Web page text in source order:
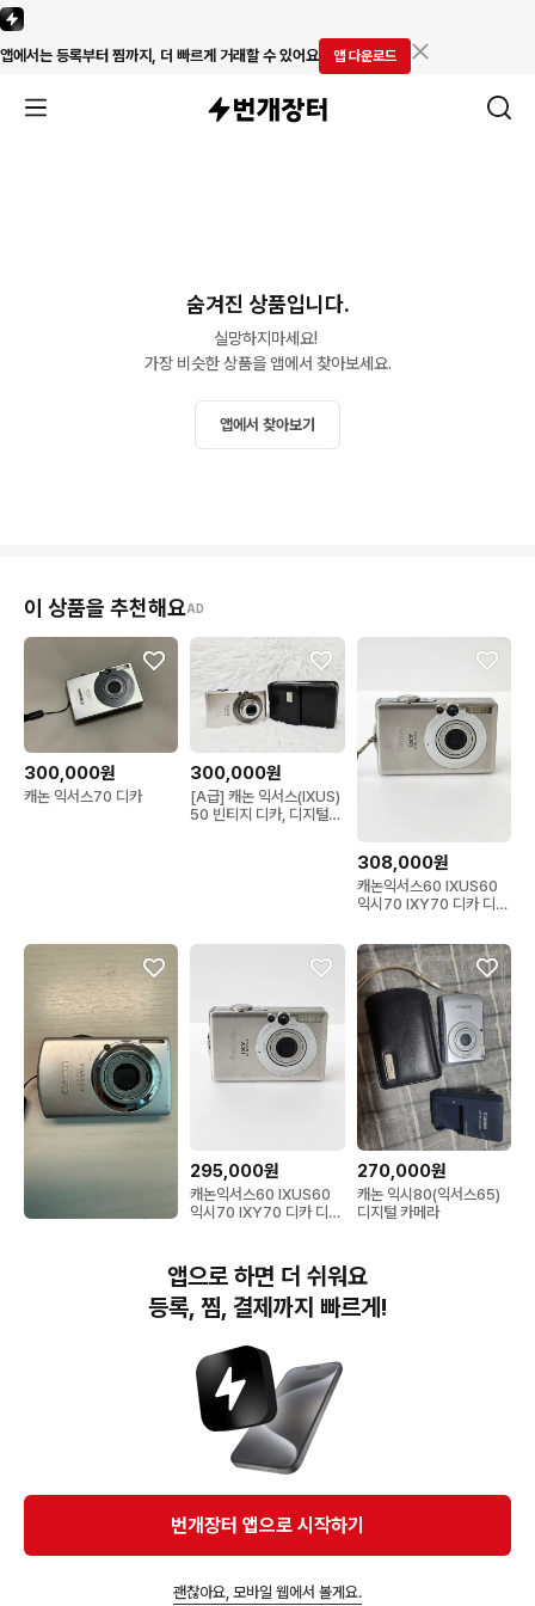
앱에서는 등록부터 찜까지, 더 빠르게 거래할 수 있어요 앱 다운로드
숨겨진 상품입니다.
실망하지마세요!
가장 비슷한 상품을 앱에서 찾아보세요.
앱에서 찾아보기
이 상품을 추천해요AD
300,000원
캐논 익서스70 디카
300,000원
[A급] 캐논 익서스(IXUS)
50 빈티지 디카, 디지털카
308,000원
캐논익서스60 IXUS60
익시70 IXY70 디카 디지
캐논 익서스 IXUS 870is
295,000원
캐논익서스60 IXUS60
익시70 IXY70 디카 디지
270,000원
캐논 익시80(익서스65)
디지털 카메라
번개장터(주) 사업자정보, 이용약관 및 기타 법적고지
번개장터㈜는 통신판매중개자이며, 통신판매의 당사자가 아닙니다. 전자상거래 등에서의
소비자보호에 관한 법률 등 관련 법령 및 번개장터㈜의 약관에 따라 상품, 상품정보, 거래에 관한 책임은
개별 판매자에게 귀속하고, 번개장터㈜는 원칙적으로 회원간 거래에 대하여 책임을 지지 않습니다.
다만, 번개장터㈜가 직접 판매하는 상품에 대한 책임은 번개장터㈜에게 귀속합니다.
앱으로 하면 더 쉬워요
등록, 찜, 결제까지 빠르게!
번개장터 앱으로 시작하기
괜찮아요, 모바일 웹에서 볼게요.